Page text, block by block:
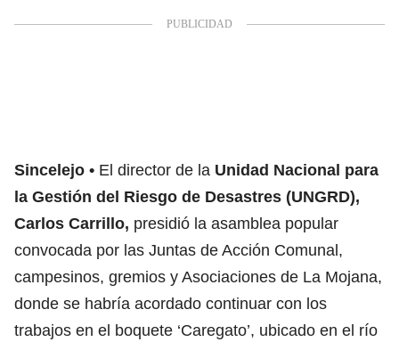
Sincelejo El director de la Unidad Nacional para
la Gestión del Riesgo de Desastres (UNGRD),
Carlos Carrillo, presidió la asamblea popular
convocada por las Juntas de Acción Comunal,
campesinos, gremios y Asociaciones de La Mojana,
donde se habría acordado continuar con los
trabajos en el boquete ‘Caregato’, ubicado en el río